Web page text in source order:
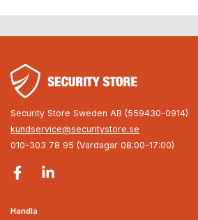
Security Store Sweden AB (559430-0914)
kundservice@securitystore.se
010-303 78 95 (Vardagar 08:00-17:00)
Handla